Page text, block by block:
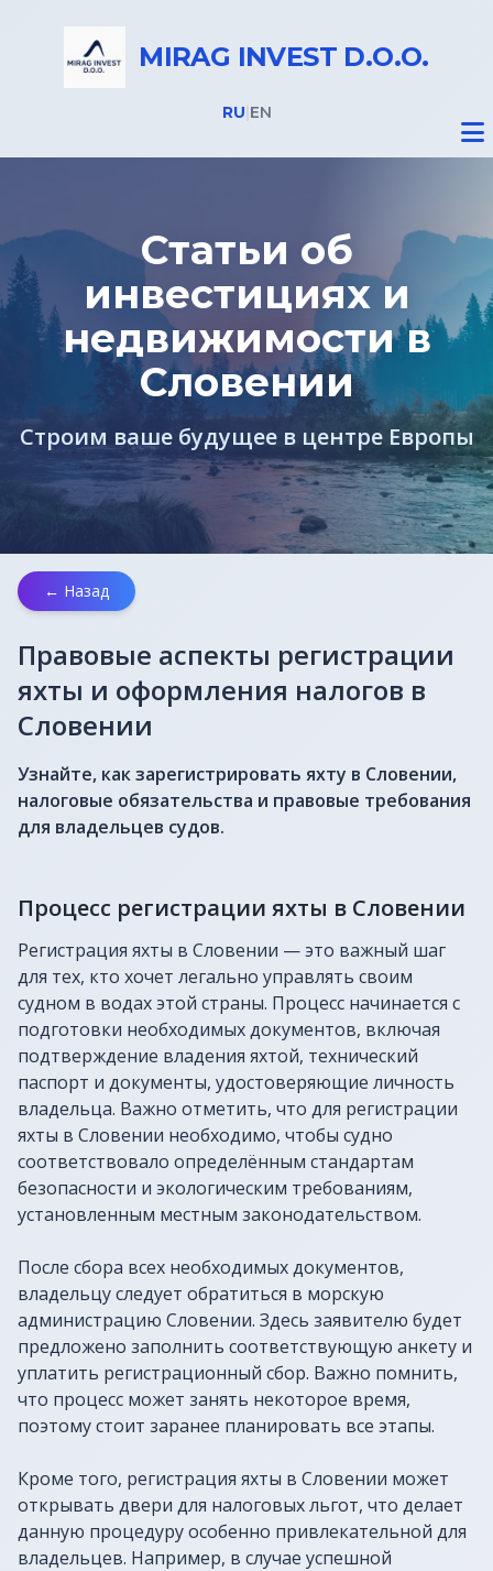
MIRAG INVEST D.O.O.
RU EN
Недвижимость
ВНЖ в Словении
Статьи об
инвестициях и
недвижимости в
Словении
Строим ваше будущее в центре Европы
← Назад
Правовые аспекты регистрации
яхты и оформления налогов в
Словении
Узнайте, как зарегистрировать яхту в Словении,
налоговые обязательства и правовые требования
для владельцев судов.
Процесс регистрации яхты в Словении
Регистрация яхты в Словении — это важный шаг
для тех, кто хочет легально управлять своим
судном в водах этой страны. Процесс начинается с
подготовки необходимых документов, включая
подтверждение владения яхтой, технический
паспорт и документы, удостоверяющие личность
владельца. Важно отметить, что для регистрации
яхты в Словении необходимо, чтобы судно
соответствовало определённым стандартам
безопасности и экологическим требованиям,
установленным местным законодательством.
После сбора всех необходимых документов,
владельцу следует обратиться в морскую
администрацию Словении. Здесь заявителю будет
предложено заполнить соответствующую анкету и
уплатить регистрационный сбор. Важно помнить,
что процесс может занять некоторое время,
поэтому стоит заранее планировать все этапы.
Кроме того, регистрация яхты в Словении может
открывать двери для налоговых льгот, что делает
данную процедуру особенно привлекательной для
владельцев. Например, в случае успешной